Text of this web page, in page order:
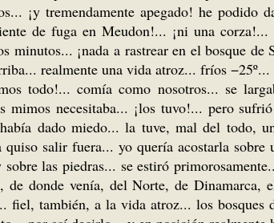
¡y tremendamente apegado! he podido
de fuga en Meudon!... ¡ni una corza!...
minutos... ¡nada a rastrear en el bosque
realmente una vida atroz... fríos
todo!... comía como nosotros... se
mimos necesitaba... ¡los tuvo!... pero
dado miedo... la tuve, mal del todo,
salir fuera... yo quería acostarla sobre
las piedras... se estiró
donde venía, del Norte, de Dinamarca,
también, a la vida atroz... los bosques